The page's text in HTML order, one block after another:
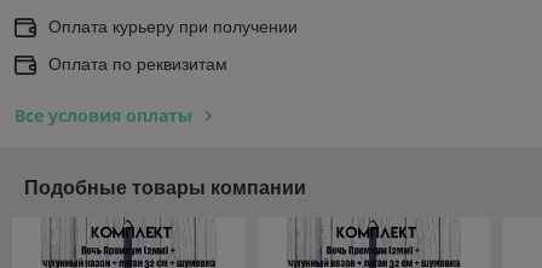
Оплата курьеру при получении
Оплата по реквизитам
Все условия оплаты
Подобные товары компании